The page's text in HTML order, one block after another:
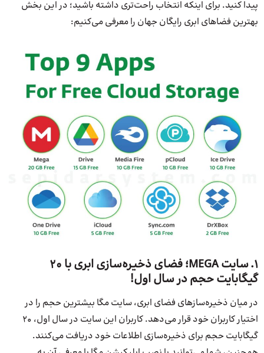
پیدا کنید. برای اینکه انتخاب راحت‌تری داشته باشید؛ در این بخش
بهترین فضاهای ابری رایگان جهان را معرفی می‌کنیم:
1. سایت MEGA؛ فضای ذخیره‌سازی ابری با 20
گیگابایت حجم در سال اول!
در میان ذخیره‌سازهای فضای ابری، سایت مگا بیشترین حجم را در
اختیار کاربران خود قرار می‌دهد. کاربران این سایت در سال اول، 20
گیگابایت حجم برای ذخیره‌سازی اطلاعات خود دریافت می‌کنند.